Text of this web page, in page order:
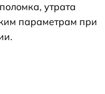
утрата
параметрам при